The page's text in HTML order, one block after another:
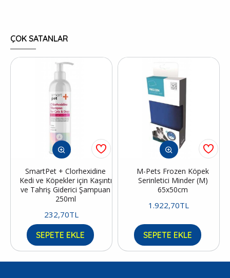
ÇOK SATANLAR
SmartPet + Clorhexidine
Kedi ve Köpekler için Kaşıntı
ve Tahriş Giderici Şampuan
250ml
232,70TL
SEPETE EKLE
M-Pets Frozen Köpek
Serinletici Minder (M)
65x50cm
1.922,70TL
SEPETE EKLE